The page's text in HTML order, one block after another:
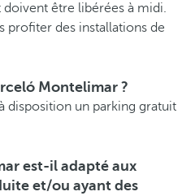
être libérées à midi.
profiter des installations de
Montelimar ?
disposition un parking gratuit
est-il adapté aux
et/ou ayant des